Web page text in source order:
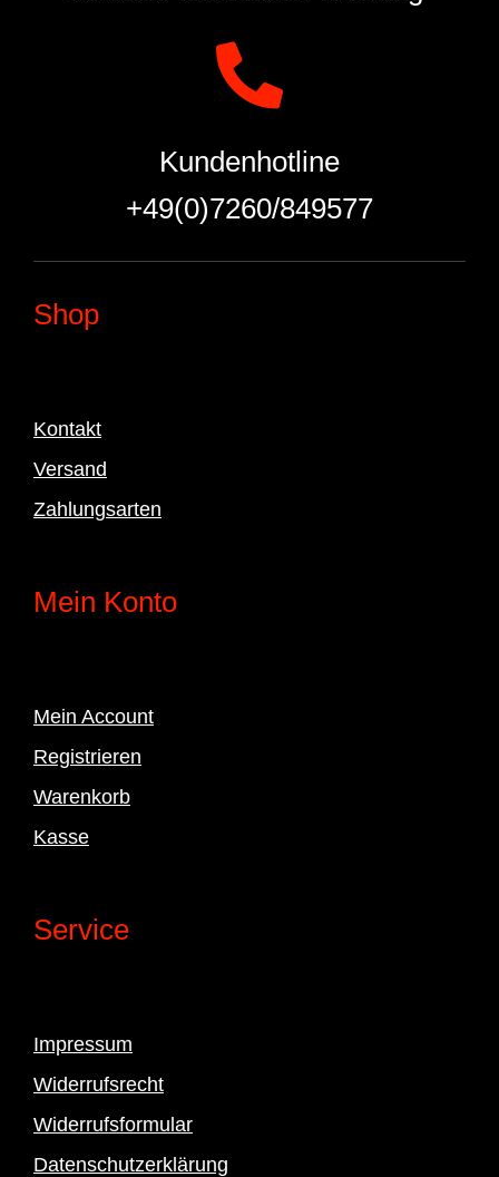
Kundenhotline
+49(0)7260/849577
Shop
Kontakt
Versand
Zahlungsarten
Mein Konto
Mein Account
Registrieren
Warenkorb
Kasse
Service
Impressum
Widerrufsrecht
Widerrufsformular
Datenschutzerklärung